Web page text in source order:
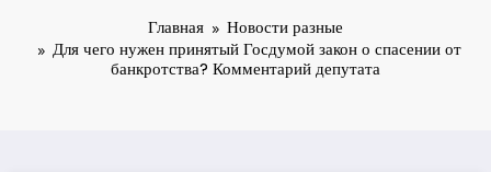
Главная
Новости разные
Для чего нужен принятый Госдумой закон о спасении от
банкротства? Комментарий депутата